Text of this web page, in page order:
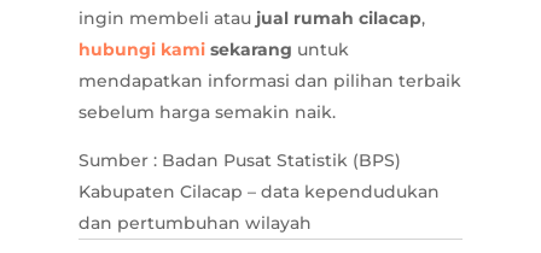
ingin membeli atau jual rumah cilacap,
hubungi kamisekarang untuk
mendapatkan informasi dan pilihan terbaik
sebelum harga semakin naik.
Sumber : Badan Pusat Statistik (BPS)
Kabupaten Cilacap – data kependudukan
dan pertumbuhan wilayah